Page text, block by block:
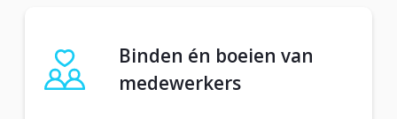
Binden én boeien van
medewerkers